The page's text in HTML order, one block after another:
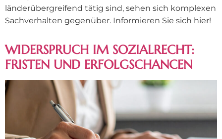
länderübergreifend tätig sind, sehen sich komplexen
Sachverhalten gegenüber. Informieren Sie sich hier!
WIDERSPRUCH IM SOZIALRECHT:
FRISTEN UND ERFOLGSCHANCEN